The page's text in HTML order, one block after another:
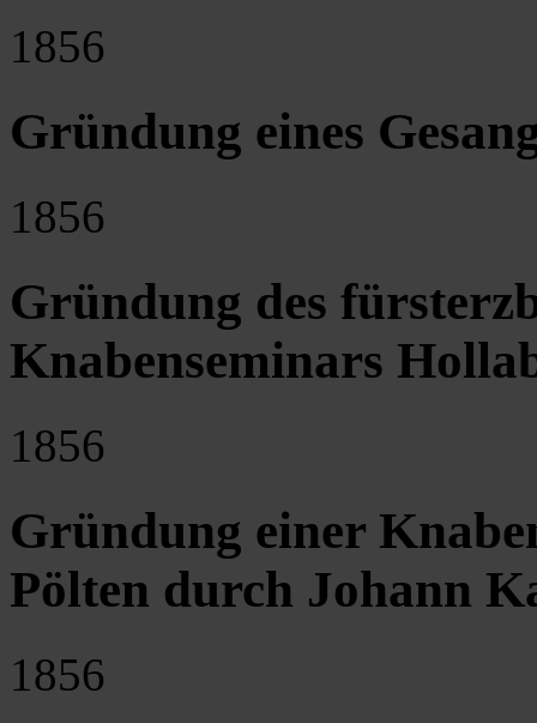
1856
Gründung eines
1856
Gründung des
Knabenseminars
1856
Gründung einer
Pölten durch Johann
1856